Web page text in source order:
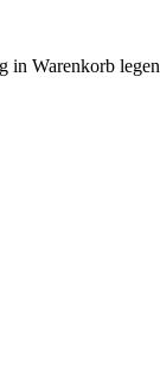
in Warenkorb legen